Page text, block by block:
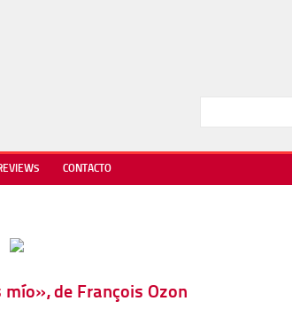
CONTACTO
de François Ozon